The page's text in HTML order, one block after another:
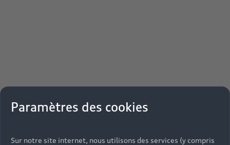
Paramètres des cookies
Sur notre site internet, nous utilisons des services (y compris